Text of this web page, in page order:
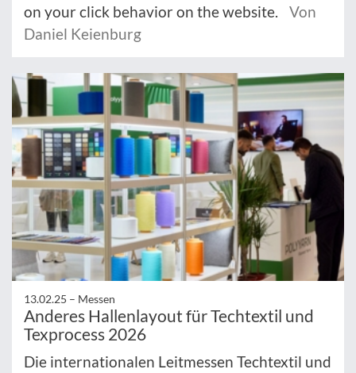
on your click behavior on the website.
Von
Daniel Keienburg
13.02.25 – Messen
Anderes Hallenlayout für Techtextil und
Texprocess 2026
Die internationalen Leitmessen Techtextil und